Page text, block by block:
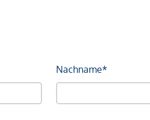
Nachname*